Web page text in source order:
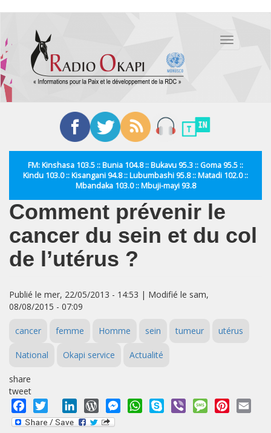
contenu
principal
Toggle
FM: Kinshasa 103.5 :: Bunia 104.8 :: Bukavu 95.3 :: Goma 95.5 ::
Kindu 103.0 :: Kisangani 94.8 :: Lubumbashi 95.8 :: Matadi 102.0 ::
Mbandaka 103.0 :: Mbuji-mayi 93.8
Comment prévenir le
cancer du sein et du col
de l’utérus ?
Publié le mer, 22/05/2013 - 14:53 | Modifié le sam,
08/08/2015 - 07:09
cancer femme Homme sein tumeur utérus
National Okapi service Actualité
share
tweet
Facebook
Twitter LinkedInWordPressMessengerWhatsApp
Skype Viber MessagePinterest